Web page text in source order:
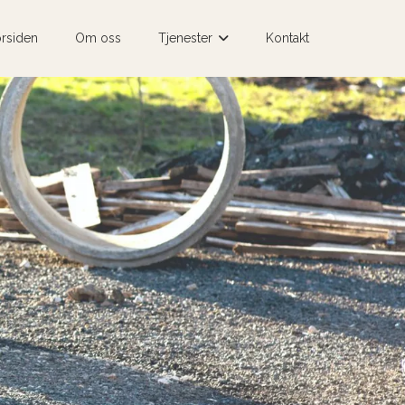
Om oss Tjenester Kontakt